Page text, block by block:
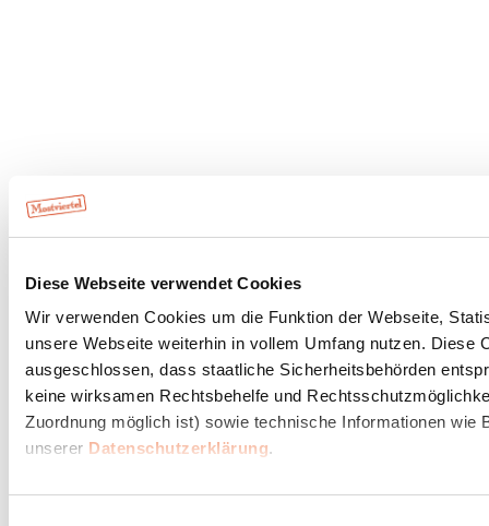
Diese Webseite verwendet Cookies
Wir verwenden Cookies um die Funktion der Webseite,
unsere Webseite weiterhin in vollem Umfang nutzen.
ausgeschlossen, dass staatliche Sicherheitsbehörden
keine wirksamen Rechtsbehelfe und
Zuordnung möglich ist) sowie technische Informationen wie
unserer Datenschutzerklärung.